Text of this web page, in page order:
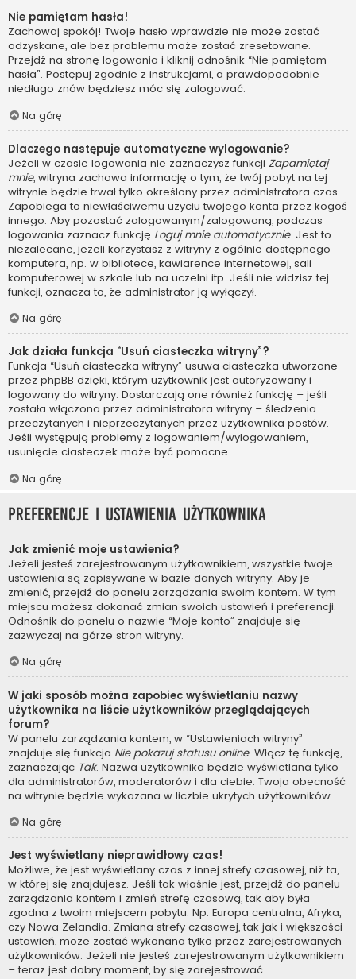
Nie pamiętam hasła!
Zachowaj spokój! Twoje hasło wprawdzie nie może zostać
odzyskane, ale bez problemu może zostać zresetowane.
Przejdź na stronę logowania i kliknij odnośnik “Nie pamiętam
hasła”. Postępuj zgodnie z instrukcjami, a prawdopodobnie
niedługo znów będziesz móc się zalogować.
Na górę
Dlaczego następuje automatyczne wylogowanie?
Jeżeli w czasie logowania nie zaznaczysz funkcji Zapamiętaj
mnie, witryna zachowa informację o tym, że twój pobyt na tej
witrynie będzie trwał tylko określony przez administratora czas.
Zapobiega to niewłaściwemu użyciu twojego konta przez kogoś
innego. Aby pozostać zalogowanym/zalogowaną, podczas
logowania zaznacz funkcję Loguj mnie automatycznie. Jest to
niezalecane, jeżeli korzystasz z witryny z ogólnie dostępnego
komputera, np. w bibliotece, kawiarence internetowej, sali
komputerowej w szkole lub na uczelni itp. Jeśli nie widzisz tej
funkcji, oznacza to, że administrator ją wyłączył.
Na górę
Jak działa funkcja “Usuń ciasteczka witryny”?
Funkcja “Usuń ciasteczka witryny” usuwa ciasteczka utworzone
przez phpBB dzięki, którym użytkownik jest autoryzowany i
logowany do witryny. Dostarczają one również funkcję – jeśli
została włączona przez administratora witryny – śledzenia
przeczytanych i nieprzeczytanych przez użytkownika postów.
Jeśli występują problemy z logowaniem/wylogowaniem,
usunięcie ciasteczek może być pomocne.
Na górę
Preferencje i ustawienia użytkownika
Jak zmienić moje ustawienia?
Jeżeli jesteś zarejestrowanym użytkownikiem, wszystkie twoje
ustawienia są zapisywane w bazie danych witryny. Aby je
zmienić, przejdź do panelu zarządzania swoim kontem. W tym
miejscu możesz dokonać zmian swoich ustawień i preferencji.
Odnośnik do panelu o nazwie “Moje konto” znajduje się
zazwyczaj na górze stron witryny.
Na górę
W jaki sposób można zapobiec wyświetlaniu nazwy
użytkownika na liście użytkowników przeglądających
forum?
W panelu zarządzania kontem, w “Ustawieniach witryny”
znajduje się funkcja Nie pokazuj statusu online. Włącz tę funkcję,
zaznaczając Tak. Nazwa użytkownika będzie wyświetlana tylko
dla administratorów, moderatorów i dla ciebie. Twoja obecność
na witrynie będzie wykazana w liczbie ukrytych użytkowników.
Na górę
Jest wyświetlany nieprawidłowy czas!
Możliwe, że jest wyświetlany czas z innej strefy czasowej, niż ta,
w której się znajdujesz. Jeśli tak właśnie jest, przejdź do panelu
zarządzania kontem i zmień strefę czasową, tak aby była
zgodna z twoim miejscem pobytu. Np. Europa centralna, Afryka,
czy Nowa Zelandia. Zmiana strefy czasowej, tak jak i większości
ustawień, może zostać wykonana tylko przez zarejestrowanych
użytkowników. Jeżeli nie jesteś zarejestrowanym użytkownikiem
– teraz jest dobry moment, by się zarejestrować.